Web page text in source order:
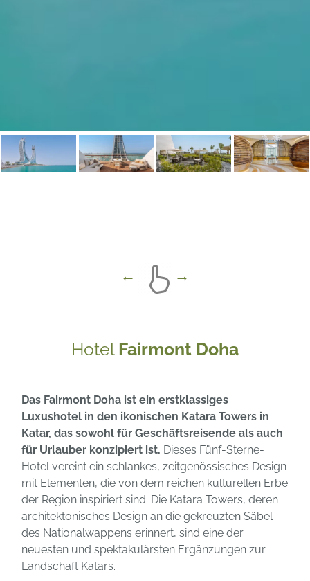
Hotel Fairmont Doha
Das Fairmont Doha ist ein erstklassiges
Luxushotel in den ikonischen Katara Towers in
Katar, das sowohl für Geschäftsreisende als auch
für Urlauber konzipiert ist. Dieses Fünf-Sterne-
Hotel vereint ein schlankes, zeitgenössisches Design
mit Elementen, die von dem reichen kulturellen Erbe
der Region inspiriert sind. Die Katara Towers, deren
architektonisches Design an die gekreuzten Säbel
des Nationalwappens erinnert, sind eine der
neuesten und spektakulärsten Ergänzungen zur
Landschaft Katars.